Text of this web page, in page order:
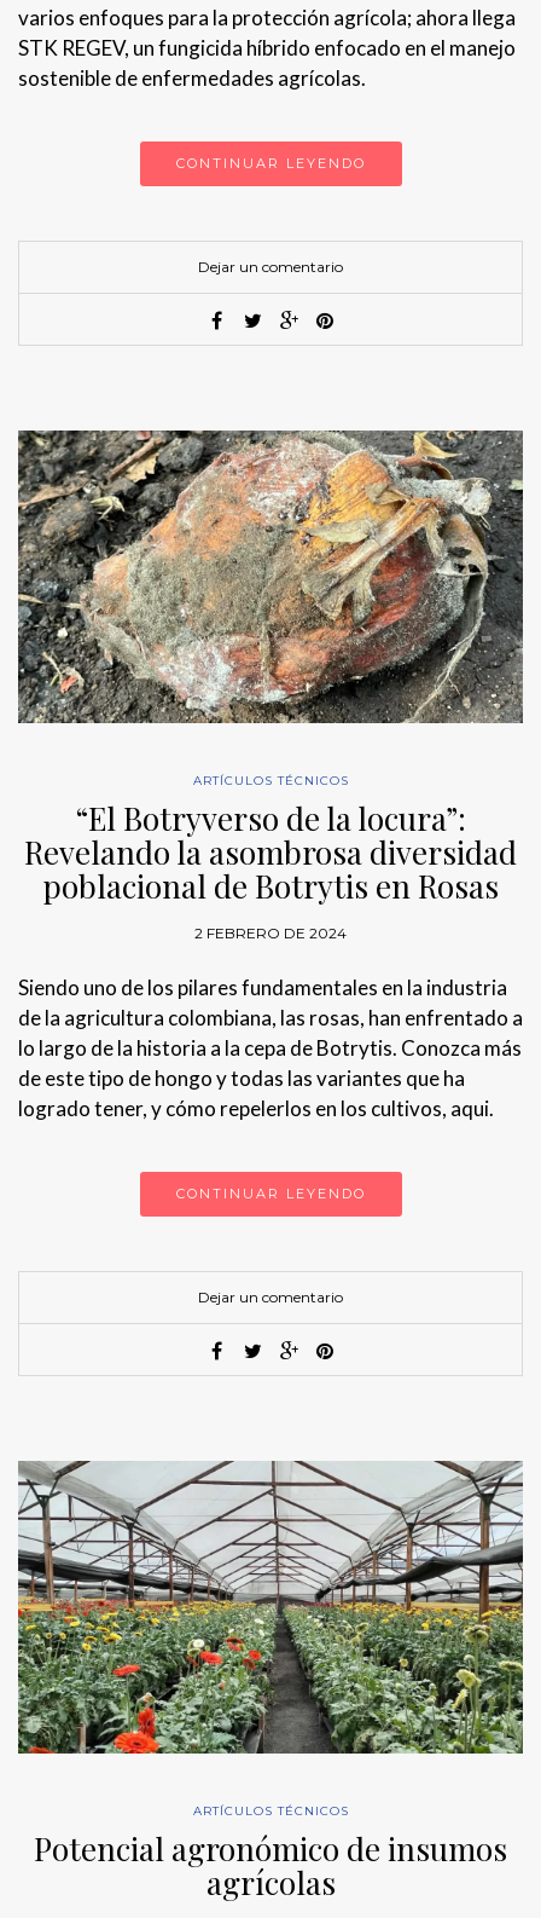
varios enfoques para la protección agrícola; ahora llega
STK REGEV, un fungicida híbrido enfocado en el manejo
sostenible de enfermedades agrícolas.
CONTINUAR LEYENDO
Dejar un comentario
ARTÍCULOS TÉCNICOS
“El Botryverso de la locura”:
Revelando la asombrosa diversidad
poblacional de Botrytis en Rosas
2 FEBRERO DE 2024
Siendo uno de los pilares fundamentales en la industria
de la agricultura colombiana, las rosas, han enfrentado a
lo largo de la historia a la cepa de Botrytis. Conozca más
de este tipo de hongo y todas las variantes que ha
logrado tener, y cómo repelerlos en los cultivos, aqui.
CONTINUAR LEYENDO
Dejar un comentario
ARTÍCULOS TÉCNICOS
Potencial agronómico de insumos
agrícolas